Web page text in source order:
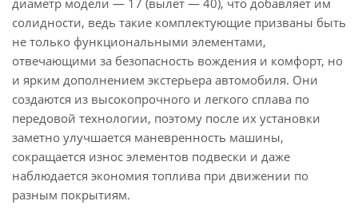
диаметр модели — 17 (вылет — 40), что добавляет им
солидности, ведь такие комплектующие призваны быть
не только функциональными элементами,
отвечающими за безопасность вождения и комфорт, но
и ярким дополнением экстерьера автомобиля. Они
создаются из высокопрочного и легкого сплава по
передовой технологии, поэтому после их установки
заметно улучшается маневренность машины,
сокращается износ элементов подвески и даже
наблюдается экономия топлива при движении по
разным покрытиям.